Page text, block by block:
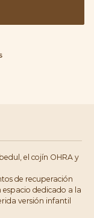
el cojín OHRA y
de recuperación
dedicado a la
versión infantil